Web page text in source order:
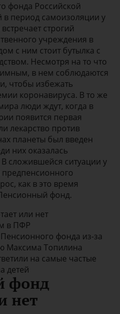
фонда Российской
в период самоизоляции у
строгий
учреждения в
с ним стоит бутылка с
Несмотря на то что
в нем соблюдаются
чтобы избежать
коронавируса. В то же
люди ждут, когда в
появится первая
лекарство против
планеты был введен
них оказалась
сложившейся ситуации у
как в это время
фонд.
или нет
в ПФР
фонда из-за
Максима Топилина
на самые частые
детей
фонд
нет